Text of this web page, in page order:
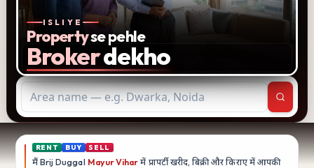
ISLIYE
Propertyse pehle
Brokerdekho
RENT BUY SELL
मैं Brij Duggal Mayur Vihar में प्रापर्टी खरीद, बिक्री और किराए में आपकी